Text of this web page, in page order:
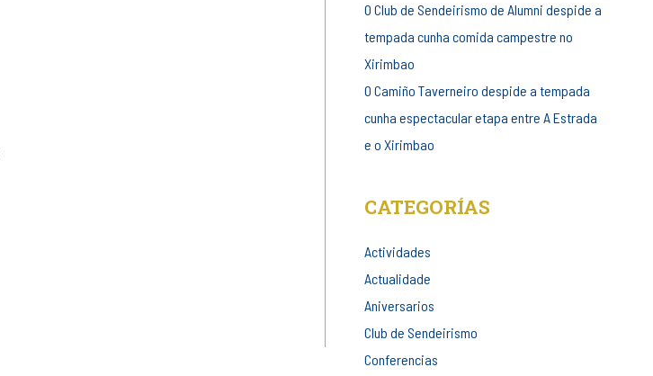
O Club de Sendeirismo de Alumni despide a
tempada cunha comida campestre no
Xirimbao
O Camiño Taverneiro despide a tempada
cunha espectacular etapa entre A Estrada
e o Xirimbao
CATEGORÍAS
Actividades
Actualidade
Aniversarios
Club de Sendeirismo
Conferencias